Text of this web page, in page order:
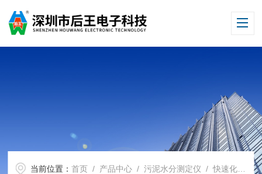
当前位置：首页 / 产品中心 /污泥水分测定仪 /快速化工水分测定仪